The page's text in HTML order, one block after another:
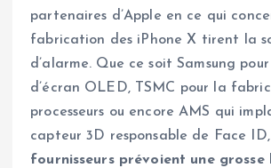
partenaires d’Apple en ce qui
fabrication des iPhone X tirent la
d’alarme. Que ce soit Samsung
d’écran OLED, TSMC pour la
processeurs ou encore AMS qui
capteur 3D responsable de Face ID,
fournisseurs prévoient une grosse